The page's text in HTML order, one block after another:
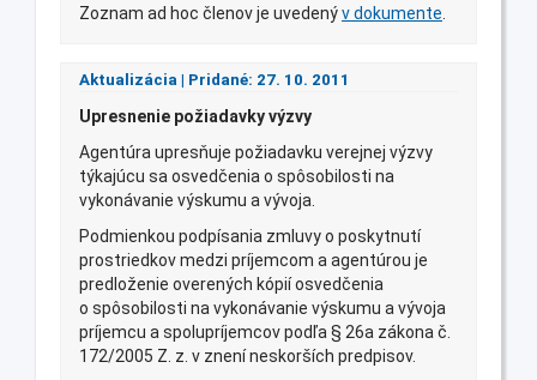
Zoznam ad hoc členov je uvedenýv dokumente
Aktualizácia | Pridané: 27. 10. 2011
Upresnenie požiadavky výzvy
Agentúra upresňuje požiadavku verejnej výzvy
týkajúcu sa osvedčenia o spôsobilosti na
vykonávanie výskumu a vývoja.
Podmienkou podpísania zmluvy o poskytnutí
prostriedkov medzi príjemcom a agentúrou je
predloženie overených kópií osvedčenia
o spôsobilosti na vykonávanie výskumu a vývoja
príjemcu a spolupríjemcov podľa § 26a zákona č.
172/2005 Z. z. v znení neskorších predpisov.